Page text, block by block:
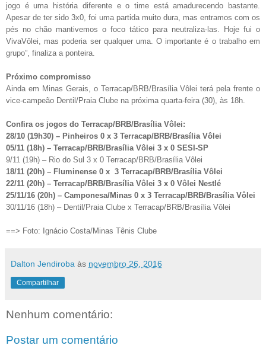
jogo é uma história diferente e o time está amadurecendo bastante.
Apesar de ter sido 3x0, foi uma partida muito dura, mas entramos com os
pés no chão mantivemos o foco tático para neutraliza-las. Hoje fui o
VivaVôlei, mas poderia ser qualquer uma. O importante é o trabalho em
grupo”, finaliza a ponteira.
Próximo compromisso
Ainda em Minas Gerais, o Terracap/BRB/Brasília Vôlei terá pela frente o
vice-campeão Dentil/Praia Clube na próxima quarta-feira (30), às 18h.
Confira os jogos do Terracap/BRB/Brasília Vôlei:
28/10 (19h30) – Pinheiros 0 x 3 Terracap/BRB/Brasília Vôlei
05/11 (18h) – Terracap/BRB/Brasília Vôlei 3 x 0 SESI-SP
9/11 (19h) – Rio do Sul 3 x 0 Terracap/BRB/Brasília Vôlei
18/11 (20h) – Fluminense 0 x 3 Terracap/BRB/Brasília Vôlei
22/11 (20h) – Terracap/BRB/Brasília Vôlei 3 x 0 Vôlei Nestlé
25/11/16 (20h) – Camponesa/Minas 0 x 3 Terracap/BRB/Brasília Vôlei
30/11/16 (18h) – Dentil/Praia Clube x Terracap/BRB/Brasília Vôlei
==> Foto: Ignácio Costa/Minas Tênis Clube
Dalton Jendiroba às novembro 26, 2016
Compartilhar
Nenhum comentário:
Postar um comentário